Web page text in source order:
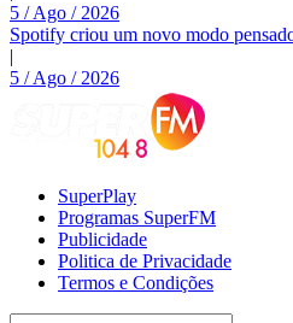
5 / Ago / 2026
Spotify criou um novo modo
|
5 / Ago / 2026
SuperPlay
Programas SuperFM
Publicidade
Politica de Privacidade
Termos e Condições